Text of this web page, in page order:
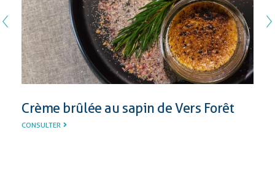
Crème brûlée au sapin de Vers Forêt
CONSULTER
Previous
Slide